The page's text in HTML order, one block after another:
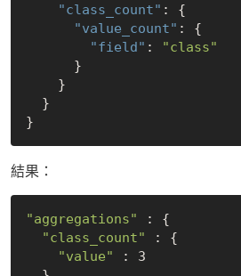
"class_count" : {
"value_count" : {
"field" :
"class"
結果：
"aggregations" : {
"class_count" : {
"value" : 3